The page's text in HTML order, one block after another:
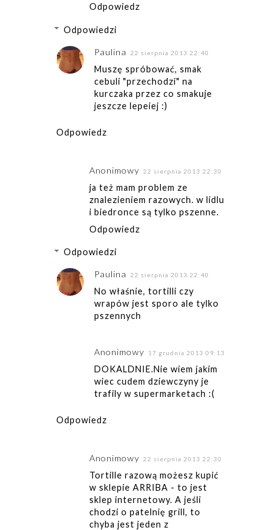
Odpowiedz
Odpowiedzi
Paulina 22 sierpnia 2013 22:40
Muszę spróbować, smak
cebuli "przechodzi" na
kurczaka przez co smakuje
jeszcze lepeiej :)
Odpowiedz
Anonimowy 22 sierpnia 2013 22:30
ja też mam problem ze
znalezieniem razowych. w lidlu
i biedronce są tylko pszenne.
Odpowiedz
Odpowiedzi
Paulina 22 sierpnia 2013 22:40
No właśnie, tortilli czy
wrapów jest sporo ale tylko
pszennych
Anonimowy 17 grudnia 2013 09:13
DOKALDNIE.Nie wiem jakim
wiec cudem dziewczyny je
trafily w supermarketach :(
Odpowiedz
Anonimowy 22 sierpnia 2013 22:30
Tortille razową możesz kupić
w sklepie ARRIBA - to jest
sklep internetowy. A jeśli
chodzi o patelnię grill, to
chyba jest jeden z